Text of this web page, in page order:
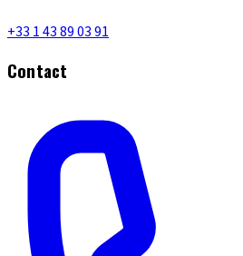
+33 1 43 89 03 91
Contact